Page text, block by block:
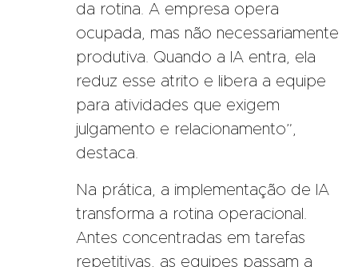
da rotina. A empresa opera
ocupada, mas não necessariamente
produtiva. Quando a IA entra, ela
reduz esse atrito e libera a equipe
para atividades que exigem
julgamento e relacionamento”,
destaca.
Na prática, a implementação de IA
transforma a rotina operacional.
Antes concentradas em tarefas
repetitivas, as equipes passam a